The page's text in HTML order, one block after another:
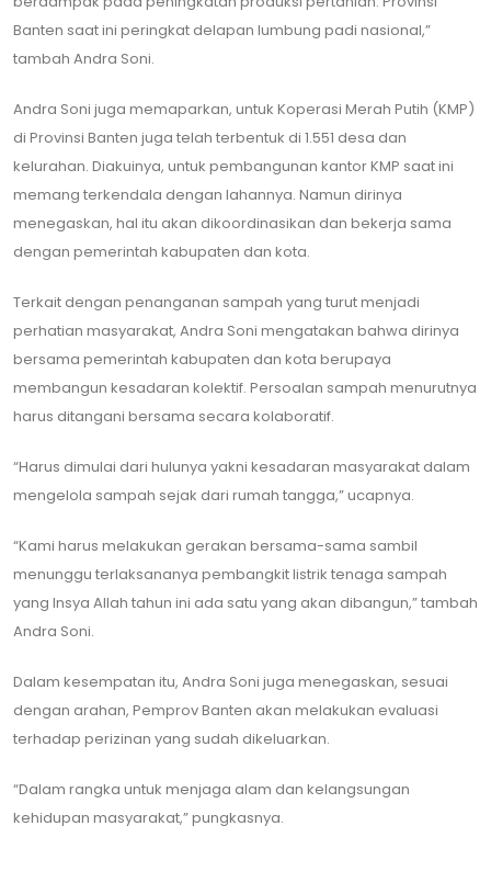
Banten saat ini peringkat delapan lumbung padi nasional,”
tambah Andra Soni.
Andra Soni juga memaparkan, untuk Koperasi Merah Putih (KMP)
di Provinsi Banten juga telah terbentuk di 1.551 desa dan
kelurahan. Diakuinya, untuk pembangunan kantor KMP saat ini
memang terkendala dengan lahannya. Namun dirinya
menegaskan, hal itu akan dikoordinasikan dan bekerja sama
dengan pemerintah kabupaten dan kota.
Terkait dengan penanganan sampah yang turut menjadi
perhatian masyarakat, Andra Soni mengatakan bahwa dirinya
bersama pemerintah kabupaten dan kota berupaya
membangun kesadaran kolektif. Persoalan sampah menurutnya
harus ditangani bersama secara kolaboratif.
“Harus dimulai dari hulunya yakni kesadaran masyarakat dalam
mengelola sampah sejak dari rumah tangga,” ucapnya.
“Kami harus melakukan gerakan bersama-sama sambil
menunggu terlaksananya pembangkit listrik tenaga sampah
yang Insya Allah tahun ini ada satu yang akan dibangun,” tambah
Andra Soni.
Dalam kesempatan itu, Andra Soni juga menegaskan, sesuai
dengan arahan, Pemprov Banten akan melakukan evaluasi
terhadap perizinan yang sudah dikeluarkan.
“Dalam rangka untuk menjaga alam dan kelangsungan
kehidupan masyarakat,” pungkasnya.